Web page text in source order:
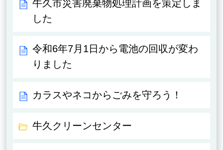
牛久市災害廃棄物処理計画を策定しま
した
令和6年7月1日から電池の回収が変わ
りました
カラスやネコからごみを守ろう！
牛久クリーンセンター